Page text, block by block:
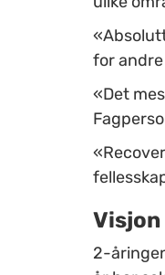
for
«Det
2-